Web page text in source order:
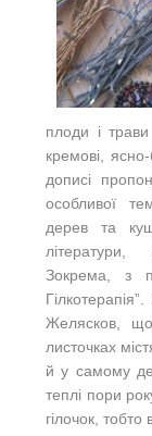
плоди і
кремові,
дописі
особливої
дерев та
літератури,
Зокрема, з
Желясков,
листочках
й у самому
теплі пори
гілочок, тобто